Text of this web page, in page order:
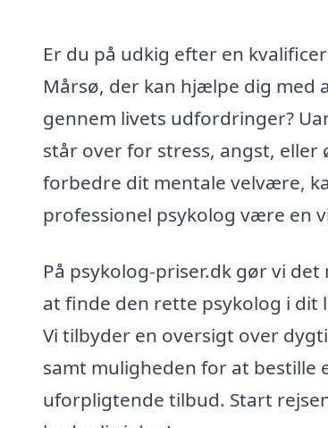
Er du på udkig efter en
Mårsø, der kan hjælpe dig med
gennem livets udfordringer?
står over for stress, angst, eller
forbedre dit mentale velvære,
professionel psykolog være en
På psykolog-priser.dk gør vi
at finde den rette psykolog i dit
Vi tilbyder en oversigt over
samt muligheden for at bestille
uforpligtende tilbud. Start